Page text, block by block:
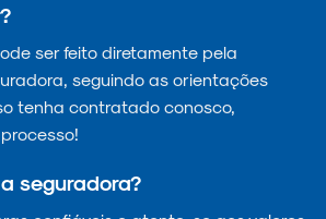
ser feito diretamente pela
seguindo as orientações
tenha contratado conosco,
seguradora?